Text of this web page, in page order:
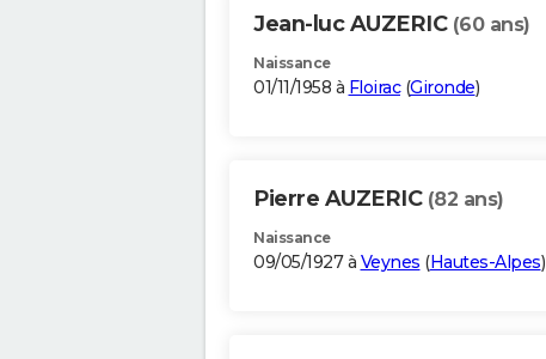
Jean-luc AUZERIC (60 ans)
Naissance
01/11/1958 à Floirac(Gironde)
Pierre AUZERIC (82 ans)
Naissance
09/05/1927 à Veynes (Hautes-Alpes)